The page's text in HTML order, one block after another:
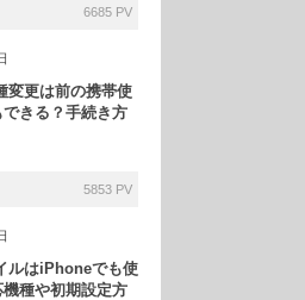
6685 PV
変更は前の携帯使
できる？手続き方
5853 PV
ルはiPhoneでも使
機種や初期設定方